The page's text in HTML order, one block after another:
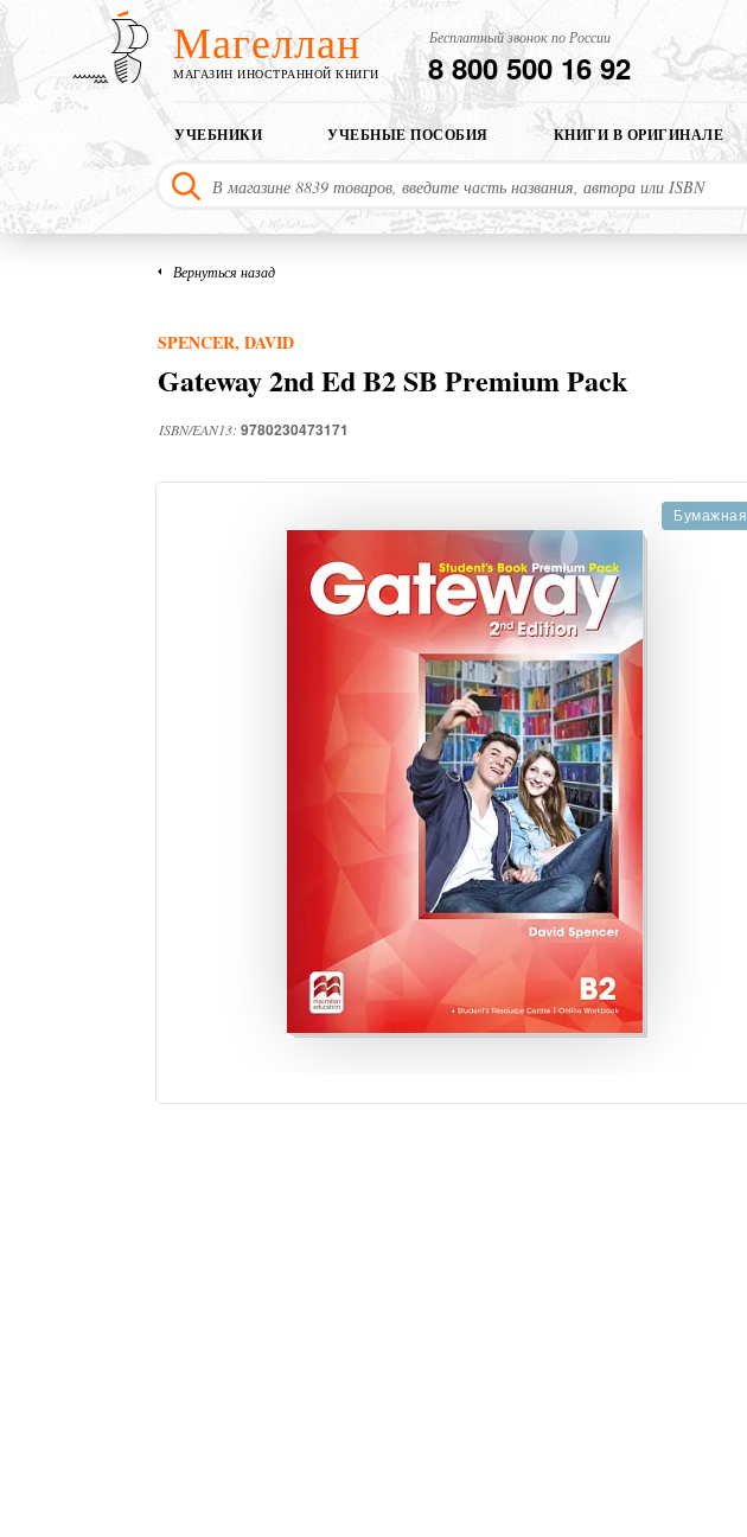
Магеллан
МАГАЗИН ИНОСТРАННОЙ КНИГИ
Бесплатный звонок по России
8 800 500 16 92
УЧЕБНИКИ УЧЕБНЫЕ ПОСОБИЯ КНИГИ В ОРИГИНАЛЕ
Вернуться назад
SPENCER, DAVID
Gateway 2nd Ed B2 SB Premium Pack
ISBN/EAN13: 9780230473171
Бумажная